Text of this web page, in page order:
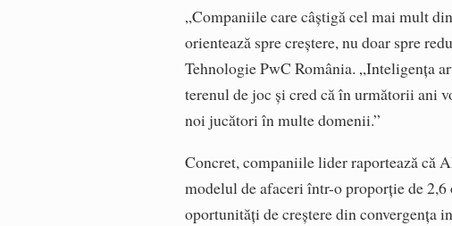
„Companiile care câștigă cel mai mult
orientează spre creștere, nu doar spre
Tehnologie PwC România. „Inteligența
terenul de joc și cred că în următorii ani
noi jucători în multe domenii.”
Concret, companiile lider raportează că
modelul de afaceri într-o proporție de
oportunități de creștere din